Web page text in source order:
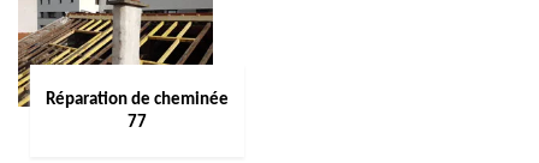
Réparation de cheminée
77